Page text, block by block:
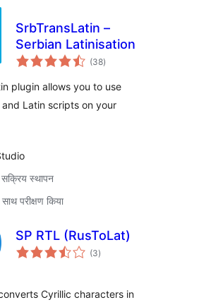
SrbTransLatin –
Serbian Latinisation
(38कुल
दर)
plugin allows you to use
Latin scripts on your
स्थापन
परीक्षण किया
SP RTL (RusToLat)
(3कुल
दर)
Cyrillic characters in